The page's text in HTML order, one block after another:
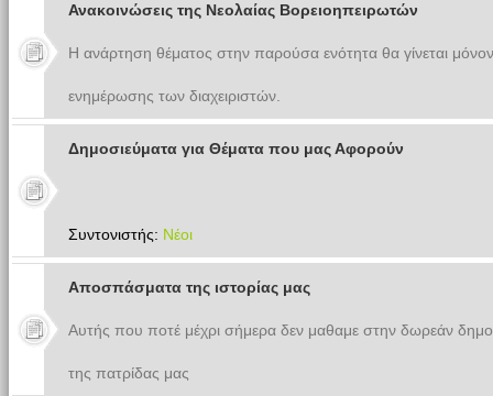
Ανακοινώσεις της Νεολαίας Βορειοηπειρωτών
Η ανάρτηση θέματος στην παρούσα ενότητα θα γίνεται
ενημέρωσης των διαχειριστών.
Δημοσιεύματα για Θέματα που μας Αφορούν
Συντονιστής: Νέοι
Αποσπάσματα της ιστορίας μας
Αυτής που ποτέ μέχρι σήμερα δεν μαθαμε στην δωρεάν
της πατρίδας μας